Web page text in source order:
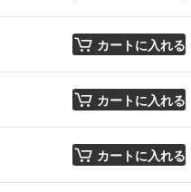
カートに入れる
カートに入れる
カートに入れる